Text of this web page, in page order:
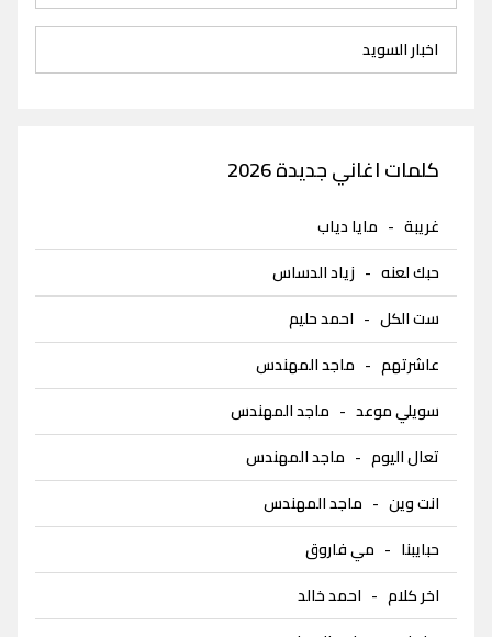
اخبار السويد
كلمات اغاني جديدة 2026
غريبة - مايا دياب
حبك لعنه - زياد الدساس
ست الكل - احمد حليم
عاشرتهم - ماجد المهندس
سويلي موعد - ماجد المهندس
تعال اليوم - ماجد المهندس
انت وين - ماجد المهندس
حبايبنا - مي فاروق
اخر كلام - احمد خالد